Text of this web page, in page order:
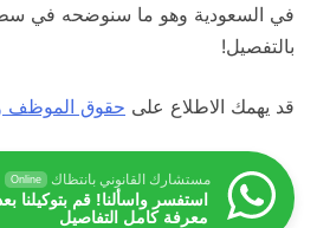
في السعودية وهو ما سنوضحه في
بالتفصيل!
قد يهمك الاطلاع على حقوق الموظف
مستشارك القانوني بانتظاك Online
استفسر واسألنا! قم بتوكيلنا
معرفة كامل التفاصيل